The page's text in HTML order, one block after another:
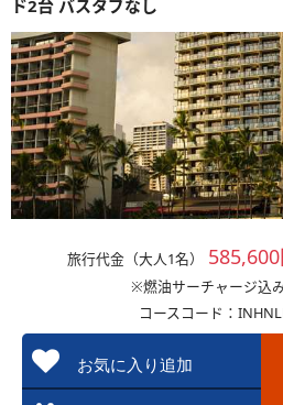
ド2台 バスタブなし
旅行代金（大人1名）
※燃油サーチャージ込
コースコード：
お気に入り追加